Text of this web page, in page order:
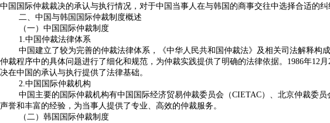
中国国际仲裁裁决的承认与执行情况，对于中国当事人在与韩国的商事交往中选择合适的
二、中国与韩国国际仲裁制度概述
（一）中国国际仲裁制度
1.中国仲裁法律体系
中国建立了较为完善的仲裁法律体系，《中华人民共和国仲裁法》及相关司法解释
仲裁程序中的具体问题进行了细化和规范，为仲裁实践提供了明确的法律依据。1986年12
决在中国的承认与执行提供了法律基础。
2.中国国际仲裁机构
中国主要的国际仲裁机构有中国国际经济贸易仲裁委员会（CIETAC）、北京仲裁委
声誉和丰富的经验，为当事人提供了专业、高效的仲裁服务。
（二）韩国国际仲裁制度